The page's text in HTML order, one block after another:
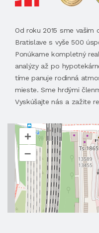
Od roku 2015 sme vašim
Bratislave s vyše 500
Ponúkame kompletný
analýzy až po
tíme panuje rodinná
mieste. Sme hrdými
Vyskúšajte nás a zažite
+
–